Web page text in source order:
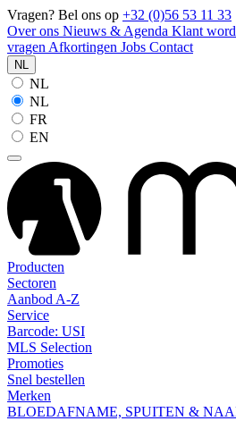
Vragen? Bel ons op +32 (0)56 53 11 33
Over ons Nieuws & Agenda Klant
vragen Afkortingen Jobs Contact
NL
NL
NL
FR
EN
Producten
Sectoren
Aanbod A-Z
Service
Barcode: USI
MLS Selection
Promoties
Snel bestellen
Merken
BLOEDAFNAME, SPUITEN &